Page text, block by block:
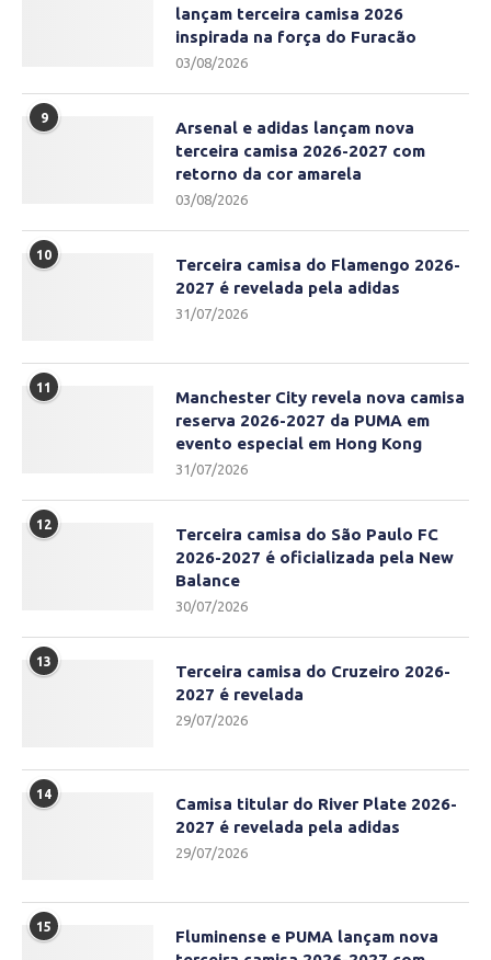
lançam terceira camisa 2026
inspirada na força do Furacão
03/08/2026
9
Arsenal e adidas lançam nova
terceira camisa 2026-2027 com
retorno da cor amarela
03/08/2026
10
Terceira camisa do Flamengo 2026-
2027 é revelada pela adidas
31/07/2026
11
Manchester City revela nova camisa
reserva 2026-2027 da PUMA em
evento especial em Hong Kong
31/07/2026
12
Terceira camisa do São Paulo FC
2026-2027 é oficializada pela New
Balance
30/07/2026
13
Terceira camisa do Cruzeiro 2026-
2027 é revelada
29/07/2026
14
Camisa titular do River Plate 2026-
2027 é revelada pela adidas
29/07/2026
15
Fluminense e PUMA lançam nova